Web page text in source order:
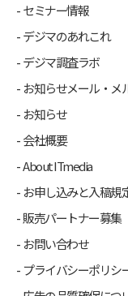
セミナー情報
デジマのあれこれ
デジマ調査ラボ
お知らせメール・メ
お知らせ
会社概要
About ITmedia
お申し込みと入稿規
販売パートナー募集
お問い合わせ
プライバシーポリシ